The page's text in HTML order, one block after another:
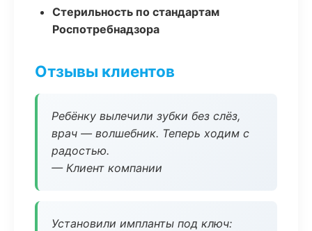
Стерильность по стандартам
Роспотребнадзора
Отзывы клиентов
Ребёнку вылечили зубки без слёз,
врач — волшебник. Теперь ходим с
радостью.
— Клиент компании
Установили импланты под ключ: